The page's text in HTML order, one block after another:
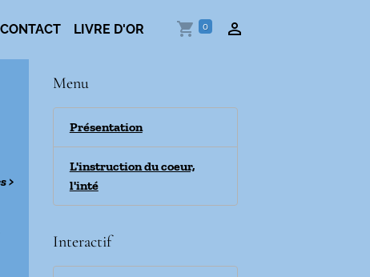
CONTACT LIVRE D'OR 0
>
Menu
Présentation
L'instruction du coeur,
l'inté
Interactif